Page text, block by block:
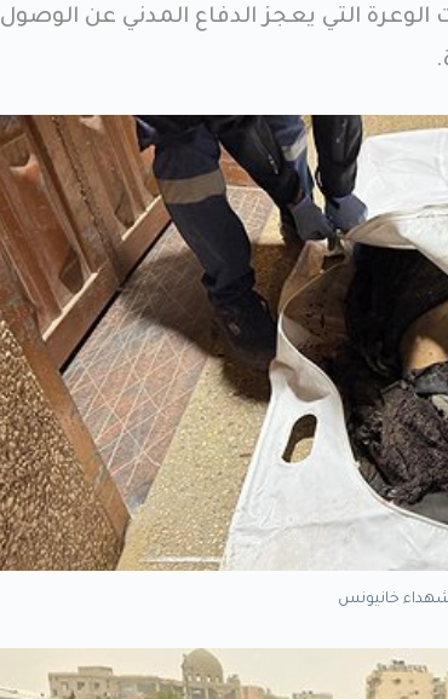
الوعرة التي يعجز الدفاع المدني عن الوصول
خانيونس